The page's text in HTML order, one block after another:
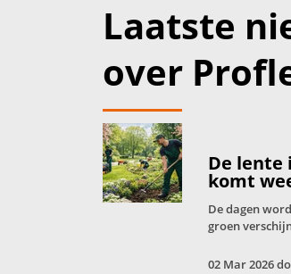
Laatste
over
De lente
komt
De dagen
groen
02 Mar 2026